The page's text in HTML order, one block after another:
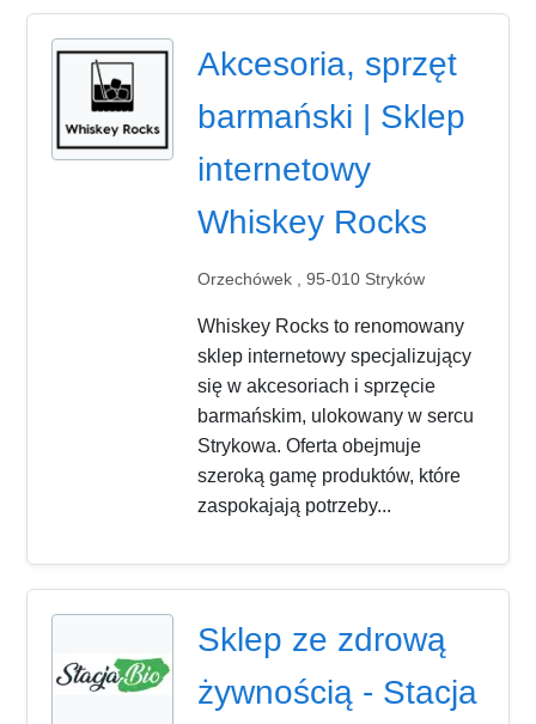
Akcesoria, sprzęt
barmański | Sklep
internetowy
Whiskey Rocks
Orzechówek , 95-010 Stryków
Whiskey Rocks to renomowany
sklep internetowy specjalizujący
się w akcesoriach i sprzęcie
barmańskim, ulokowany w sercu
Strykowa. Oferta obejmuje
szeroką gamę produktów, które
zaspokajają potrzeby...
Sklep ze zdrową
żywnością - Stacja